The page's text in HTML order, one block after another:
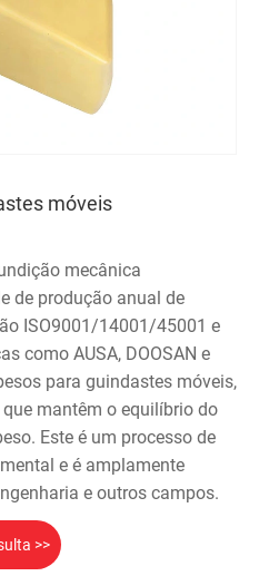
móveis
mecânica
de produção anual de
ISO9001/14001/45001 e
como AUSA, DOOSAN e
para guindastes móveis,
mantêm o equilíbrio do
Este é um processo de
e é amplamente
e outros campos.
>>